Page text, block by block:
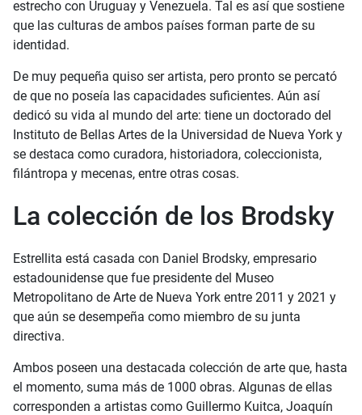
estrecho con Uruguay y Venezuela. Tal es así que sostiene
que las culturas de ambos países forman parte de su
identidad.
De muy pequeña quiso ser artista, pero pronto se percató
de que no poseía las capacidades suficientes. Aún así
dedicó su vida al mundo del arte: tiene un doctorado del
Instituto de Bellas Artes de la Universidad de Nueva York y
se destaca como curadora, historiadora, coleccionista,
filántropa y mecenas, entre otras cosas.
La colección de los Brodsky
Estrellita está casada con Daniel Brodsky, empresario
estadounidense que fue presidente del Museo
Metropolitano de Arte de Nueva York entre 2011 y 2021 y
que aún se desempeña como miembro de su junta
directiva.
Ambos poseen una destacada colección de arte que, hasta
el momento, suma más de 1000 obras. Algunas de ellas
corresponden a artistas como Guillermo Kuitca, Joaquín